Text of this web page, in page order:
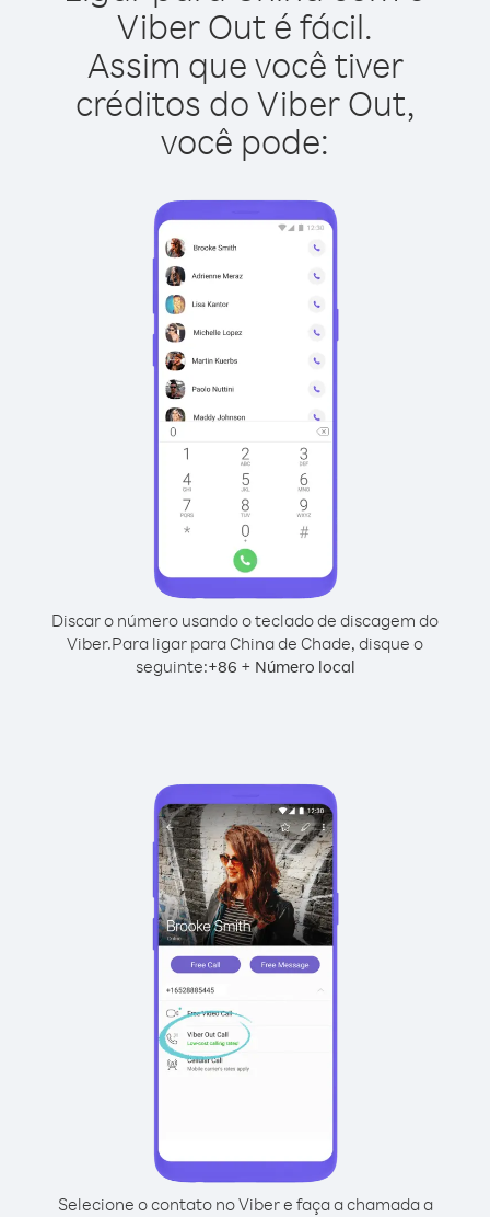
Viber Out é fácil.
Assim que você tiver
créditos do Viber Out,
você pode:
Discar o número usando o teclado de discagem do
Viber.Para ligar para China de Chade, disque o
seguinte:+86 + Número local
Selecione o contato no Viber e faça a chamada a